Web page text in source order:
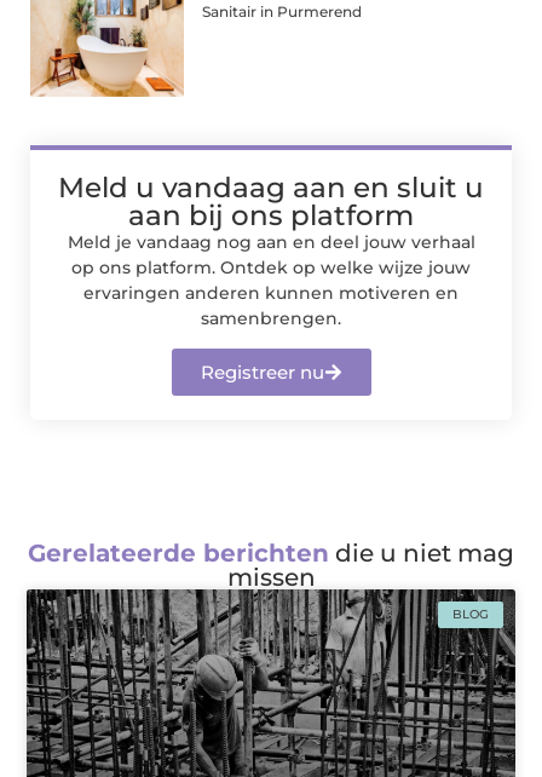
Sanitair in Purmerend
Meld u vandaag aan en sluit u
aan bij ons platform
Meld je vandaag nog aan en deel jouw verhaal
op ons platform. Ontdek op welke wijze jouw
ervaringen anderen kunnen motiveren en
samenbrengen.
Registreer nu
Gerelateerde berichten die u niet mag
missen
BLOG